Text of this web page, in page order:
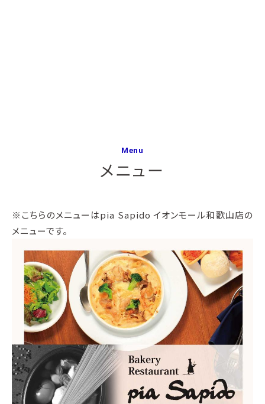
Menu
メニュー
※こちらのメニューはpia Sapido イオンモール和歌山店の
メニューです。